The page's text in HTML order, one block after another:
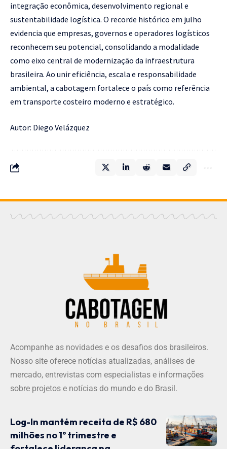
integração econômica, desenvolvimento regional e
sustentabilidade logística. O recorde histórico em julho
evidencia que empresas, governos e operadores logísticos
reconhecem seu potencial, consolidando a modalidade
como eixo central de modernização da infraestrutura
brasileira. Ao unir eficiência, escala e responsabilidade
ambiental, a cabotagem fortalece o país como referência
em transporte costeiro moderno e estratégico.
Autor: Diego Velázquez
Acompanhe as novidades e os desafios dos brasileiros.
Nosso site oferece notícias atualizadas, análises de
mercado, entrevistas com especialistas e informações
sobre projetos e notícias do mundo e do Brasil.
Log-In mantém receita de R$ 680
milhões no 1º trimestre e